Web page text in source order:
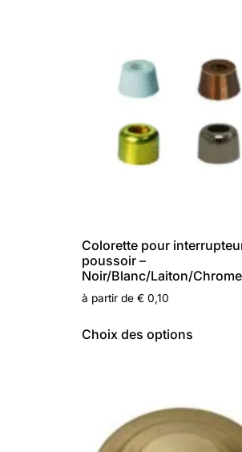
Colorette pour
poussoir –
Noir/Blanc/Laiton/Chrome
à partir de € 0,10
Choix des options